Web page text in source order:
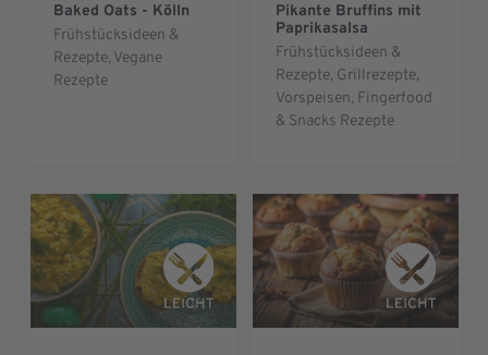
Baked Oats - Kölln
Frühstücksideen &
Rezepte, Vegane
Rezepte
Pikante Bruffins mit
Paprikasalsa
Frühstücksideen &
Rezepte, Grillrezepte,
Vorspeisen, Fingerfood
& Snacks Rezepte